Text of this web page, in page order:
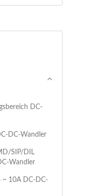
DC-
DC-Wandler
SIP/DIL
Wandler
~ 10A DC-DC-